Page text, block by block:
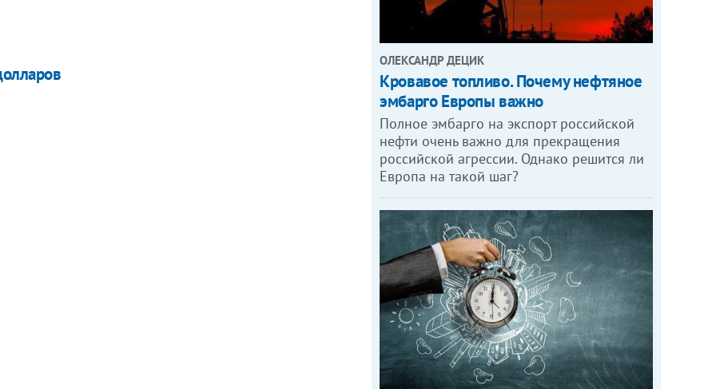
ОЛЕКСАНДР ДЕЦИК
Кровавое топливо. Почему нефтяное
эмбарго Европы важно
Полное эмбарго на экспорт российской
нефти очень важно для прекращения
российской агрессии. Однако решится ли
Европа на такой шаг?